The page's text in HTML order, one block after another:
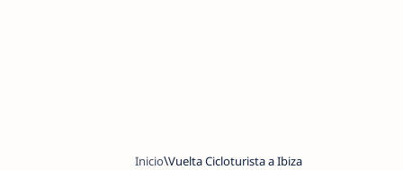
Inicio Vuelta Cicloturista a Ibiza